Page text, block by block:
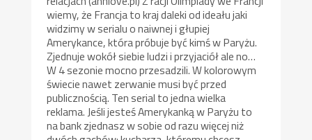
wiemy, że Francja to kraj daleki od ideału jaki
widzimy w serialu o naiwnej i głupiej
Amerykance, która próbuje być kimś w Paryżu.
Zjednuje wokół siebie ludzi i przyjaciół ale no…
W 4 sezonie mocno przesadzili. W kolorowym
świecie nawet zerwanie musi być przed
publicznością. Ten serial to jedna wielka
reklama. Jeśli jesteś Amerykanką w Paryżu to
na bank zjednasz w sobie od razu więcej niż